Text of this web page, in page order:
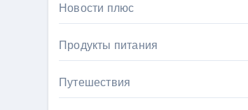
Новости плюс
Продукты питания
Путешествия